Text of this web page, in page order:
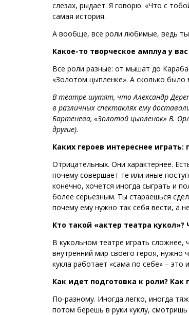
слезах, рыдает. Я говорю: «Что с
самая история.
А вообще, все роли любимые, ведь
Какое-то творческое амплуа у
Все роли разные: от мышат до
«Золотом цыпленке». А сколько
В театре шутят, что Александр
в различных спектаклях ему
Бартенева, «Золотой цыпленок» В.
другие).
Каких героев интереснее
Отрицательных. Они характернее.
почему совершает те или иные
конечно, хочется иногда сыграть и
более серьезным. Ты стараешься
почему ему нужно так себя вести, а
Кто такой «актер театра
В кукольном театре играть
внутренний мир своего героя, нужно
кукла работает «сама по себе» – это
Как идет подготовка к роли?
По-разному. Иногда легко, иногда
потом берешь в руки куклу,